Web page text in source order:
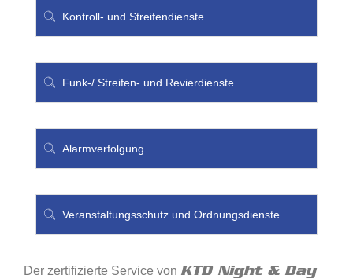
Kontroll- und Streifendienste
Funk-/ Streifen- und Revierdienste
Alarmverfolgung
Veranstaltungsschutz und Ordnungsdienste
Der zertifizierte Service von KTD Night & Day